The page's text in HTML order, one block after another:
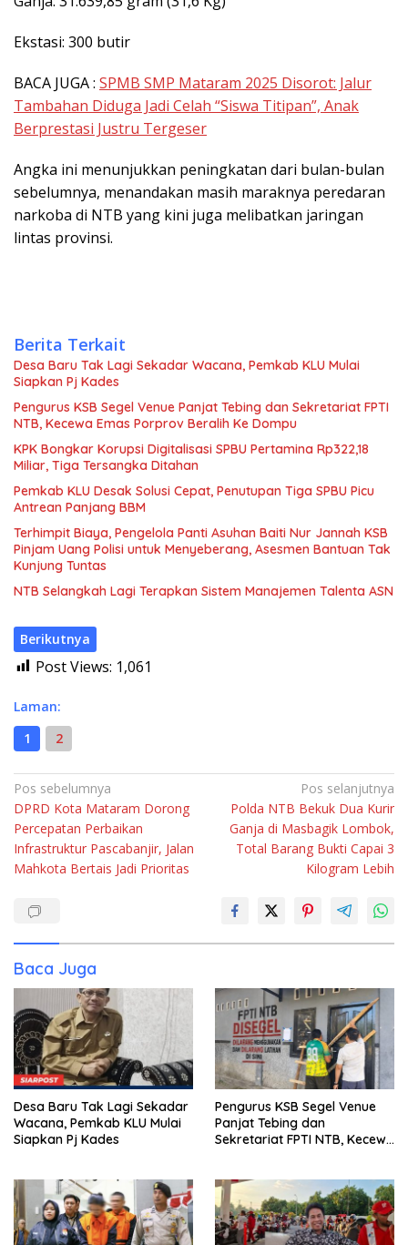
Ekstasi: 300 butir
BACA JUGA : SPMB SMP Mataram 2025 Disorot: Jalur
Tambahan Diduga Jadi Celah “Siswa Titipan”, Anak
Berprestasi Justru Tergeser
Angka ini menunjukkan peningkatan dari bulan-bulan
sebelumnya, menandakan masih maraknya peredaran
narkoba di NTB yang kini juga melibatkan jaringan
lintas provinsi.
Berita Terkait
Desa Baru Tak Lagi Sekadar Wacana, Pemkab KLU Mulai
Siapkan Pj Kades
Pengurus KSB Segel Venue Panjat Tebing dan Sekretariat FPTI
NTB, Kecewa Emas Porprov Beralih Ke Dompu
KPK Bongkar Korupsi Digitalisasi SPBU Pertamina Rp322,18
Miliar, Tiga Tersangka Ditahan
Pemkab KLU Desak Solusi Cepat, Penutupan Tiga SPBU Picu
Antrean Panjang BBM
Terhimpit Biaya, Pengelola Panti Asuhan Baiti Nur Jannah KSB
Pinjam Uang Polisi untuk Menyeberang, Asesmen Bantuan Tak
Kunjung Tuntas
NTB Selangkah Lagi Terapkan Sistem Manajemen Talenta ASN
Berikutnya
Post Views: 1,061
Laman:
1
2
Navigasi
pos
Pos sebelumnya
DPRD Kota Mataram Dorong
Percepatan Perbaikan
Infrastruktur Pascabanjir, Jalan
Mahkota Bertais Jadi Prioritas
Pos selanjutnya
Polda NTB Bekuk Dua Kurir
Ganja di Masbagik Lombok,
Total Barang Bukti Capai 3
Kilogram Lebih
Baca Juga
Desa Baru Tak Lagi Sekadar
Wacana, Pemkab KLU Mulai
Siapkan Pj Kades
Pengurus KSB Segel Venue
Panjat Tebing dan
Sekretariat FPTI NTB, Kecewa